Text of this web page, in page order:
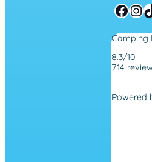
Facebook InstagramTikTok
Camping
8.3/10
714
,Powered